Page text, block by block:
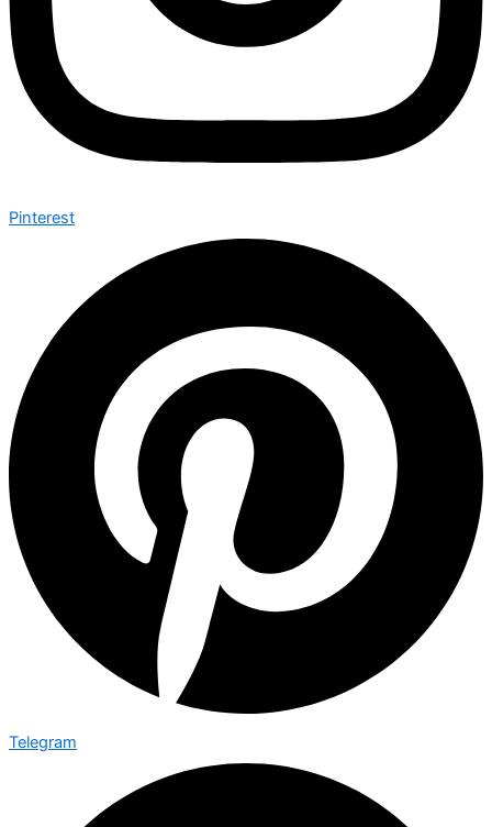
Pinterest
Telegram